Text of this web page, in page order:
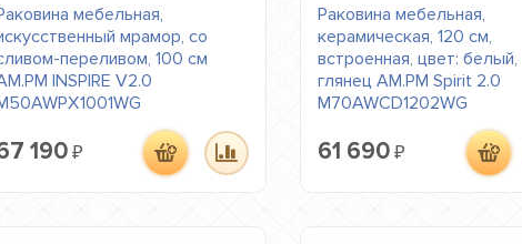
мебельная,
мрамор, со
переливом, 100 см
INSPIRE V2.0
190₽
Раковина мебельная,
керамическая, 120 см,
встроенная, цвет: белый,
глянец AM.PM Spirit 2.0
M70AWCD1202WG
61 690 ₽